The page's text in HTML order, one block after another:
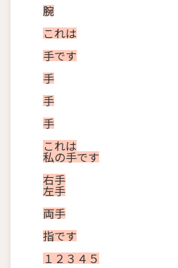
腕
これは
手です
手
手
手
これは
私の手です
右手
左手
両手
指です
１２３４５